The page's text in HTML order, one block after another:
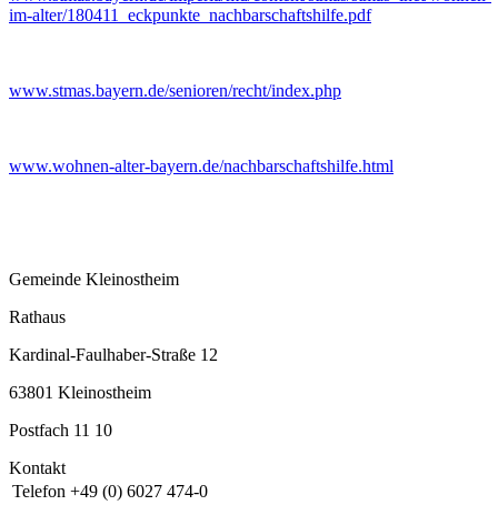
im-alter/180411_eckpunkte_nachbarschaftshilfe.pdf
www.stmas.bayern.de/senioren/recht/index.php
www.wohnen-alter-bayern.de/nachbarschaftshilfe.html
Gemeinde Kleinostheim
Rathaus
Kardinal-Faulhaber-Straße 12
63801 Kleinostheim
Postfach 11 10
Kontakt
Telefon +49 (0) 6027 474-0